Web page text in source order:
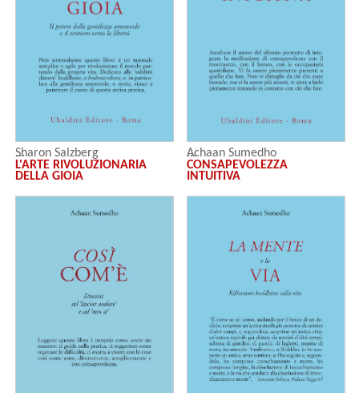
Sharon Salzberg
L'ARTE RIVOLUZIONARIA
DELLA GIOIA
Achaan Sumedho
CONSAPEVOLEZZA
INTUITIVA